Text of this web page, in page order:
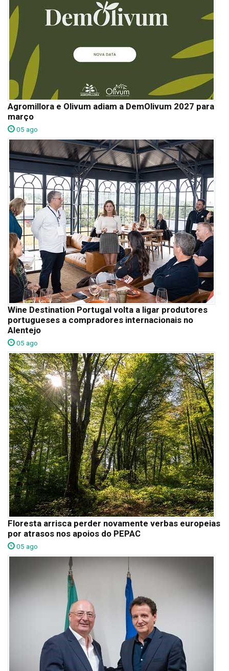
Agromillora e Olivum adiam a DemOlivum 2027 para
março
05 ago
Wine Destination Portugal volta a ligar produtores
portugueses a compradores internacionais no
Alentejo
05 ago
Floresta arrisca perder novamente verbas europeias
por atrasos nos apoios do PEPAC
05 ago